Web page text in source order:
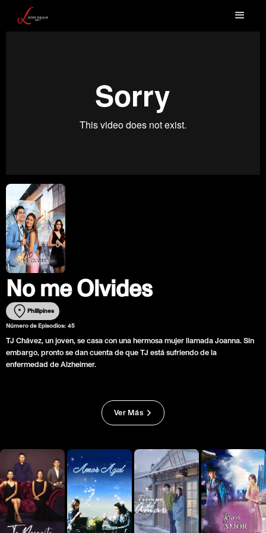
No me Olvides
Phillipines
Número de Episodios: 45
TJ Chávez, un joven, se casa con una hermosa mujer llamada Joanna. Sin
embargo, pronto se dan cuenta de que TJ está sufriendo de la
enfermedad de Alzheimer.
Ver Más